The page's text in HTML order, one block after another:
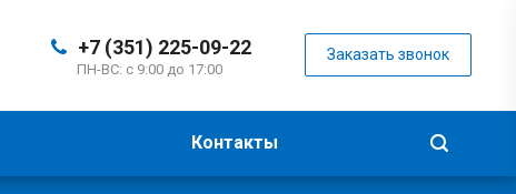
+7 (351) 225-09-22
ПН-ВС: с 9:00 до 17:00
Заказать звонок
Контакты